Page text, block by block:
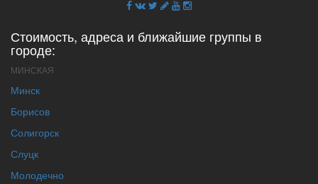
Стоимость, адреса и ближайшие группы в
городе:
МИНСКАЯ
Минск
Борисов
Солигорск
Слуцк
Молодечно